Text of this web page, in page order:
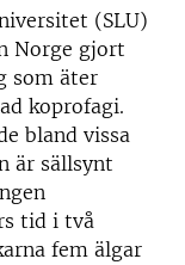
(SLU)
Norge gjort
som äter
koprofagi.
bland vissa
är sällsynt
tid i två
fem älgar